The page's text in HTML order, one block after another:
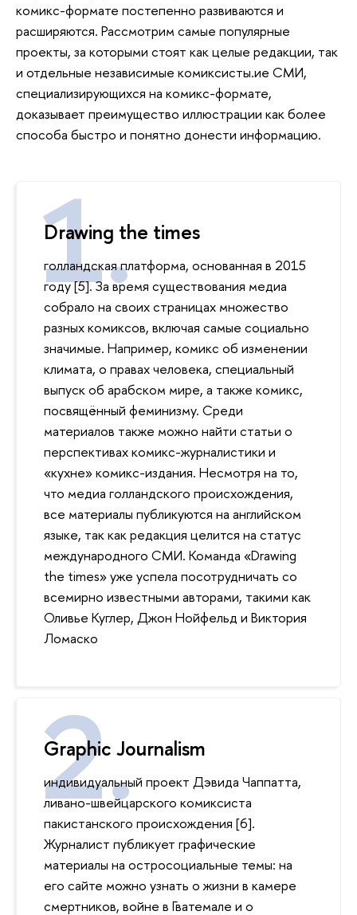
комикс-формате постепенно развиваются и
расширяются. Рассмотрим самые популярные
проекты, за которыми стоят как целые редакции, так
и отдельные независимые комиксисты.ие СМИ,
специализирующихся на комикс-формате,
доказывает преимущество иллюстрации как более
способа быстро и понятно донести информацию.
Drawing the times
голландская платформа, основанная в 2015
году [5]. За время существования медиа
собрало на своих страницах множество
разных комиксов, включая самые социально
значимые. Например, комикс об изменении
климата, о правах человека, специальный
выпуск об арабском мире, а также комикс,
посвящённый феминизму. Среди
материалов также можно найти статьи о
перспективах комикс-журналистики и
«кухне» комикс-издания. Несмотря на то,
что медиа голландского происхождения,
все материалы публикуются на английском
языке, так как редакция целится на статус
международного СМИ. Команда «Drawing
the times» уже успела посотрудничать со
всемирно известными авторами, такими как
Оливье Куглер, Джон Нойфельд и Виктория
Ломаско
Graphic Journalism
индивидуальный проект Дэвида Чаппатта,
ливано-швейцарского комиксиста
пакистанского происхождения [6].
Журналист публикует графические
материалы на остросоциальные темы: на
его сайте можно узнать о жизни в камере
смертников, войне в Гватемале и о